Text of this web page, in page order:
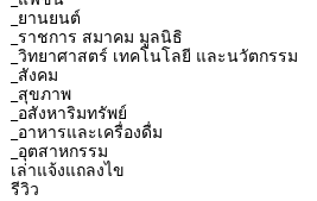
_ยานยนต์
_ราชการ สมาคม มูลนิธิ
_วิทยาศาสตร์ เทคโนโลยี และนวัตกรรม
_สังคม
_สุขภาพ
_อสังหาริมทรัพย์
_อาหารและเครื่องดื่ม
_อุตสาหกรรม
เล่าแจ้งแถลงไข
รีวิว